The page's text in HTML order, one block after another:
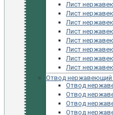
Лист
Лист
Лист
Лист
Лист
Лист
Лист
Лист
Отвод нержавеющий
Отвод
Отвод
Отвод
Отвод